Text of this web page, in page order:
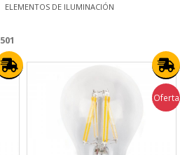
ELEMENTOS DE ILUMINACIÓN
501
Oferta